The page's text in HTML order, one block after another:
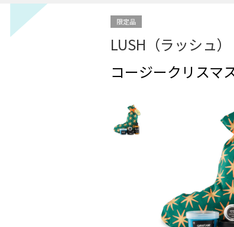
限定品
LUSH（ラッシュ）
コージークリスマ